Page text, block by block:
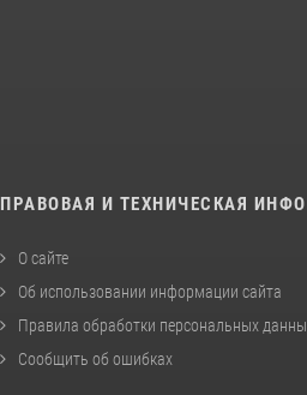
ПРАВОВАЯ И ТЕХНИЧЕСКАЯ
О сайте
Об использовании информации сайта
Правила обработки персональных
Сообщить об ошибках